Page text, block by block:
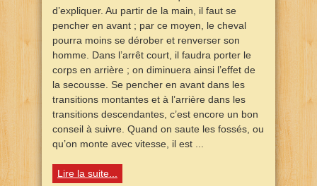
d’expliquer. Au partir de la main, il faut se
pencher en avant ; par ce moyen, le cheval
pourra moins se dérober et renverser son
homme. Dans l’arrêt court, il faudra porter le
corps en arrière ; on diminuera ainsi l’effet de
la secousse. Se pencher en avant dans les
transitions montantes et à l’arrière dans les
transitions descendantes, c’est encore un bon
conseil à suivre. Quand on saute les fossés, ou
qu’on monte avec vitesse, il est ...
Lire la suite...